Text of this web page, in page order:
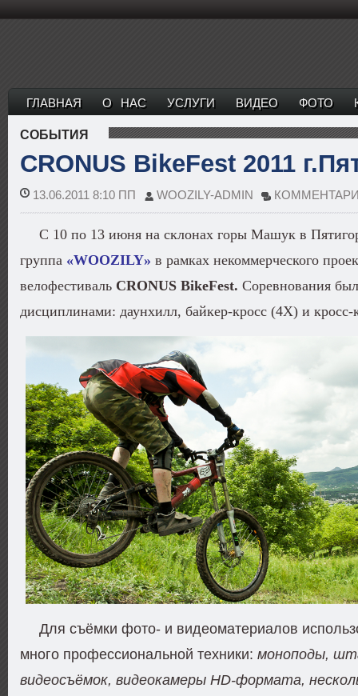
ГЛАВНАЯ О НАС УСЛУГИ ВИДЕО ФОТО
СОБЫТИЯ
CRONUS BikeFest 2011
13.06.2011 8:10 ПП WOOZILY-ADMIN
С 10 по 13 июня на склонах горы Машук в
группа «WOOZILY» в рамках некоммерческого
велофестиваль CRONUS BikeFest. Соревнования
дисциплинами: даунхилл, байкер-кросс (4X) и кросс-
Для съёмки фото- и видеоматериалов
много профессиональной техники: моноподы,
видеосъёмок, видеокамеры HD-формата,